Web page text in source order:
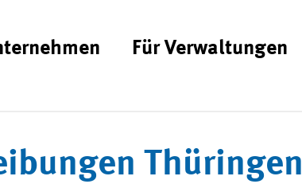
Für Verwaltungen
Thüringen